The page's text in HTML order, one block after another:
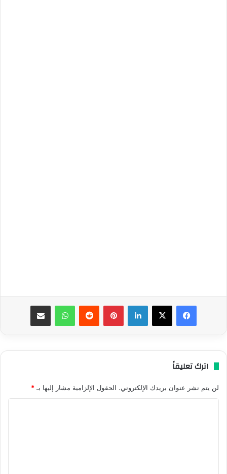
فيسبوك ‫X لينكدإن بينتيريست واتساب مشاركة عبر البريد
اترك تعليقاً
لن يتم نشر عنوان بريدك الإلكتروني. الحقول الإلزامية مشار إليها بـ *